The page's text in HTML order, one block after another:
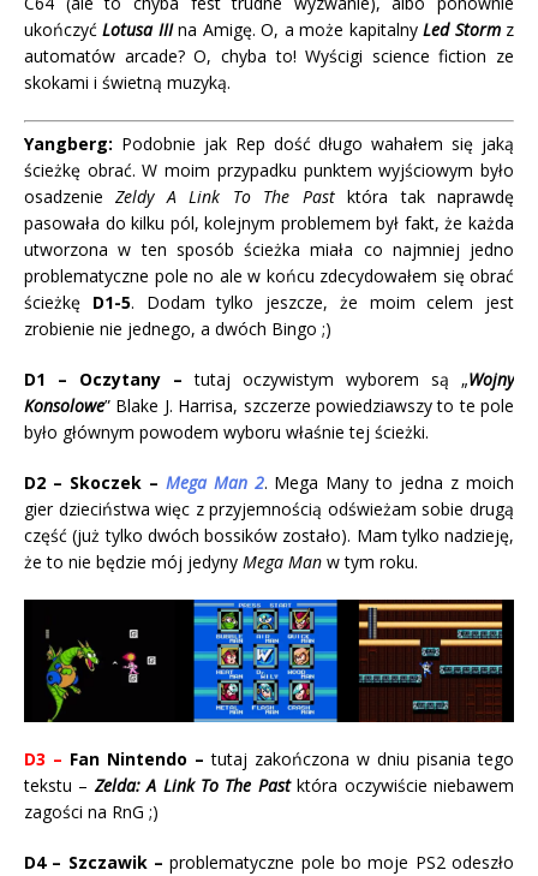
ukończyćLotusa III na Amigę. O, a może kapitalnyLed Stormz
automatów arcade? O, chyba to! Wyścigi science fiction ze
skokami i świetną muzyką.
Yangberg: Podobnie jak Rep dość długo wahałem się jaką
ścieżkę obrać. W moim przypadku punktem wyjściowym było
osadzenie Zeldy A Link To The Pastktóra tak naprawdę
pasowała do kilku pól, kolejnym problemem był fakt, że każda
utworzona w ten sposób ścieżka miała co najmniej jedno
problematyczne pole no ale w końcu zdecydowałem się obrać
ścieżkę D1-5. Dodam tylko jeszcze, że moim celem jest
zrobienie nie jednego, a dwóch Bingo ;)
D1 – Oczytany – tutaj oczywistym wyborem są „Wojny
Konsolowe” Blake J. Harrisa, szczerze powiedziawszy to te pole
było głównym powodem wyboru właśnie tej ścieżki.
D2 – Skoczek – Mega Man 2. Mega Many to jedna z moich
gier dzieciństwa więc z przyjemnością odświeżam sobie drugą
część (już tylko dwóch bossików zostało). Mam tylko nadzieję,
że to nie będzie mój jedyny Mega Man w tym roku.
D3 – Fan Nintendo – tutaj zakończona w dniu pisania tego
tekstu – Zelda: A Link To The Pastktóra oczywiście niebawem
zagości na RnG ;)
D4 – Szczawik –problematyczne pole bo moje PS2 odeszło